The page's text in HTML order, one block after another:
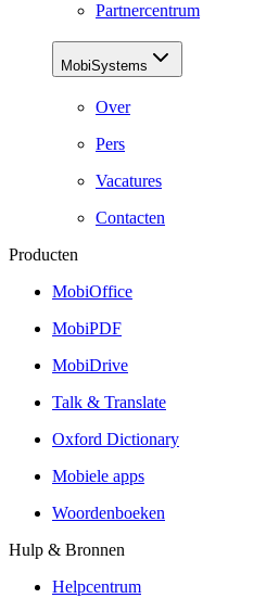
Partnercentrum
MobiSystems
Over
Pers
Vacatures
Contacten
Producten
MobiOffice
MobiPDF
MobiDrive
Talk & Translate
Oxford Dictionary
Mobiele apps
Woordenboeken
Hulp & Bronnen
Helpcentrum